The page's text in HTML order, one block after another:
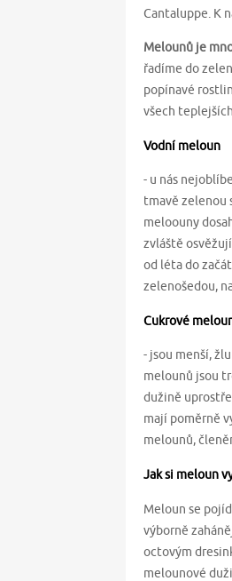
Cantaluppe. K
Melounů je
řadíme do
popínavé
všech
Vodní meloun
- u nás
tmavě zelenou
meloouny
zvláště
od léta do
zelenošedou,
Cukrové
- jsou menší,
melounů jsou
dužině
mají poměrně
melounů,
Jak si meloun
Meloun se
výborně
octovým
melounové